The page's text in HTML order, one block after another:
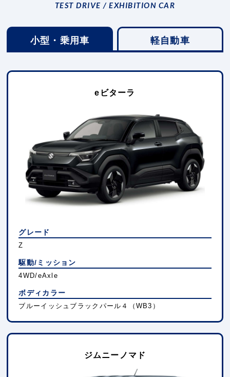
TEST DRIVE / EXHIBITION CAR
小型・乗用車 軽自動車
eビターラ
グレード
Z
駆動/ミッション
4WD/eAxle
ボディカラー
ブルーイッシュブラックパール４（WB3）
ジムニーノマド